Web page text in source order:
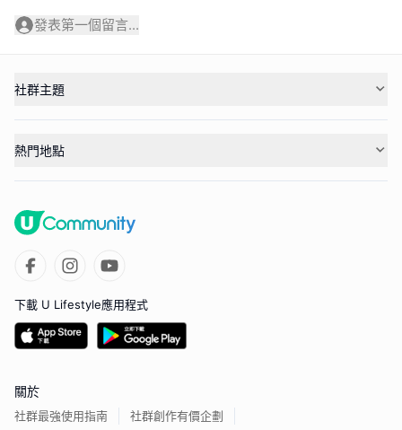
發表第一個留言...
社群主題
熱門地點
下載 U Lifestyle應用程式
關於
社群最強使用指南 社群創作有價企劃